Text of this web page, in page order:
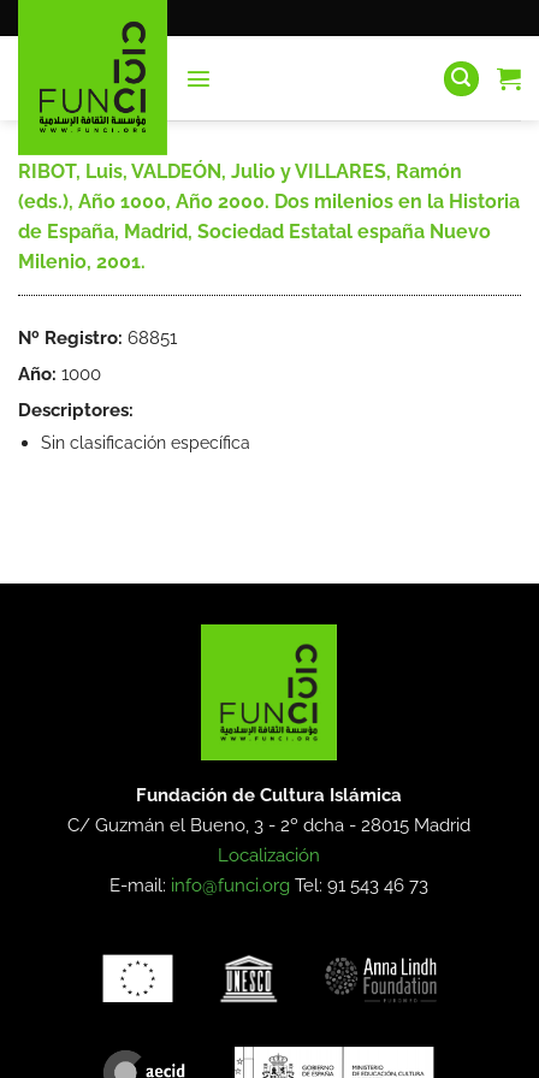
al
RIBOT, Luis, VALDEÓN, Julio y VILLARES, Ramón
(eds.), Año 1000, Año 2000. Dos milenios en la Historia
de España, Madrid, Sociedad Estatal españa Nuevo
Milenio, 2001.
Nº Registro: 68851
Año: 1000
Descriptores:
Sin clasificación específica
Fundación de Cultura Islámica
C/ Guzmán el Bueno, 3 - 2º dcha -28015 Madrid
Localización
E-mail: info@funci.org Tel: 91 543 46 73